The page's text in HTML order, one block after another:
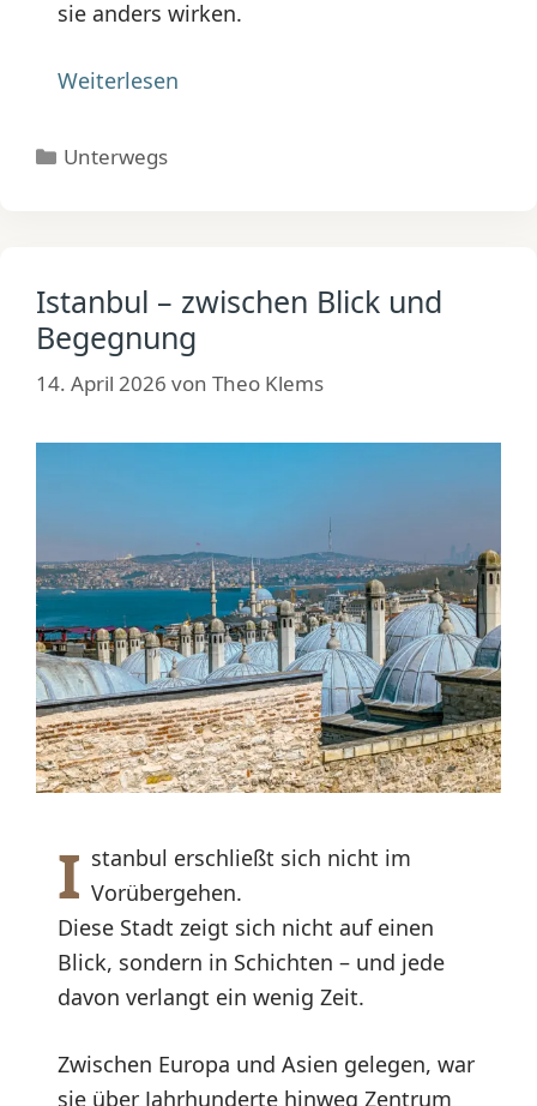
sie anders wirken.
Weiterlesen
Kategorien
Unterwegs
Istanbul – zwischen Blick und
Begegnung
14. April 2026 von Theo Klems
I stanbul erschließt sich nicht im
Vorübergehen.
Diese Stadt zeigt sich nicht auf einen
Blick, sondern in Schichten – und jede
davon verlangt ein wenig Zeit.
Zwischen Europa und Asien gelegen, war
sie über Jahrhunderte hinweg Zentrum